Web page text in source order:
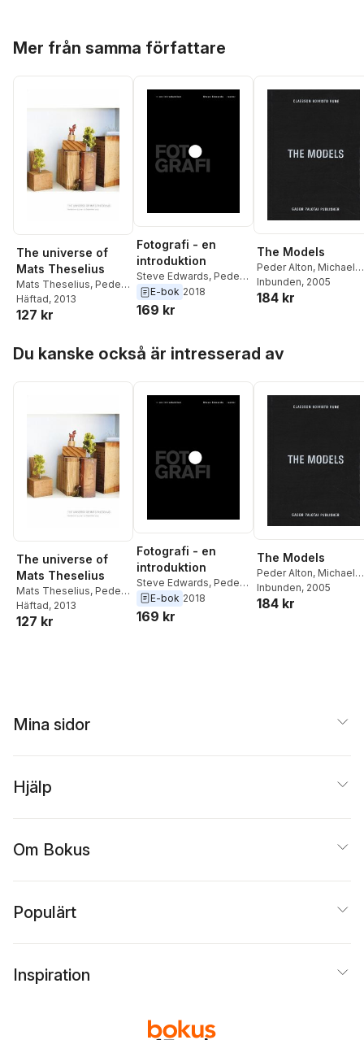
Mer från samma författare
The universe of
Mats Theselius
Mats Theselius, Peder
Alton,Elna Svenle
Häftad, 2013
127 kr
Fotografi - en
introduktion
Steve Edwards, Peder
AltonE-bok 2018
169 kr
The Models
Peder Alton, Michael
Nanfeldt,Mårten
Claesson
Inbunden, 2005
184 kr
Du kanske också är intresserad av
The universe of
Mats Theselius
Mats Theselius, Peder
Alton,Elna Svenle
Häftad, 2013
127 kr
Fotografi - en
introduktion
Steve Edwards, Peder
AltonE-bok 2018
169 kr
The Models
Peder Alton, Michael
Nanfeldt,Mårten
Claesson
Inbunden, 2005
184 kr
Mina sidor
Hjälp
Om Bokus
Populärt
Inspiration